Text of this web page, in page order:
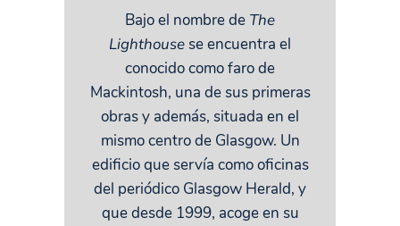
Bajo el nombre de The
Lighthousese encuentra el
conocido como faro de
Mackintosh, una de sus primeras
obras y además, situada en el
mismo centro de Glasgow. Un
edificio que servía como oficinas
del periódico Glasgow Herald, y
que desde 1999, acoge en su